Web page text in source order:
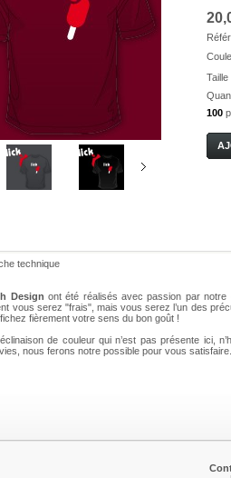
Taille
100
20,00 €
Bloomy
20,00 €
technique
Design ont été réalisés avec passion par notre
vous serez "frais", mais vous serez l’un des
fièrement votre sens du bon goût !
de couleur qui n’est pas présente ici,
nous ferons notre possible pour vous satisfaire.